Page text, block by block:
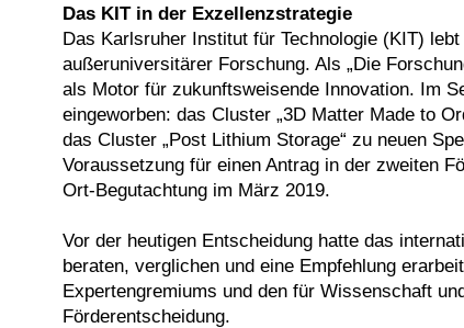
Das KIT in der Exzellenzstrategie
Das Karlsruher Institut für Technologie (KIT)
außeruniversitärer Forschung. Als „Die
als Motor für zukunftsweisende Innovation. Im
eingeworben: das Cluster „3D Matter Made to
das Cluster „Post Lithium Storage“ zu neuen
Voraussetzung für einen Antrag in der zweiten
Ort-Begutachtung im März 2019.
Vor der heutigen Entscheidung hatte das
beraten, verglichen und eine Empfehlung
Expertengremiums und den für Wissenschaft
Förderentscheidung.